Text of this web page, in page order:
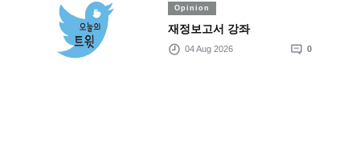
Opinion
재정보고서 강좌
04 Aug 2026 0